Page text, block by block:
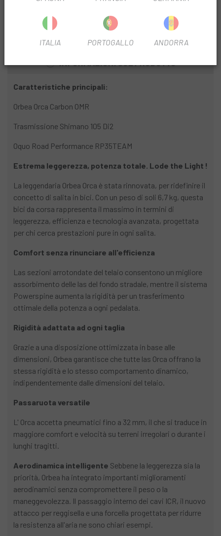
FILTRO PROFILO CERCHIO 35 mm
INFORMAZIONI SUL PRODOTTO
Caratteristiche principali:
Orbea Orca Carbon OMR
Trasmissione Shimano 105 Di2
Oquo Road Performance RP35TEAM
Estrema leggerezza, potenza totale. Lode the Light !
La leggendaria Orbea Orca è stata rinnovata, per ridefinire il
concetto di salita in bici. Con un peso di soli 6,7 kg, questa
bici da corsa rappresenta il massimo in termini di
leggerezza, efficienza e tecnologia avanzata, progettata
per chi cerca prestazioni pure in ogni salita.
Comfort senza rinunciare all'efficienza
Las sezioni arrotondate del telaio consentono un migliore
assorbimento delle las del fondo stradale, mentre il sistema
Powerspine aumenta la rigidità per un trasferimento
ottimale della potenza a ogni pedalata.
Rigidità adattata ad ogni taglia
Grazie a una disposizione ottimizzata in base alle
dimensioni, Orbea garantisce che tutte las Orca offrano la
stessa rigidità e lo stesso comportamento dinamico,
indipendentemente dalle dimensioni del telaio.
Passaruota versatile
L' Orca accetta pneumatici fino a 32 mm, il che si traduce in
maggiore comfort e velocità su terreni irregolari o durante i
lunghi tragitti.
Aerodinamica intelligente Sebbene la leggerezza sia la
priorità, Orbea ha integrato importanti miglioramenti
aerodinamici senza compromettere il peso o la
maneggevolezza. Il passaggio interno dei cavi ICR, il nuovo
attacco per reggisella e una forcella progettata per ridurre
la resistenza all'aria ne sono chiari esempi.
ITALIA PORTOGALLO ANDORRA